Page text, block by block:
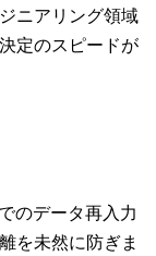
ニアリング領域
定のスピードが
のデータ再入力
を未然に防ぎま